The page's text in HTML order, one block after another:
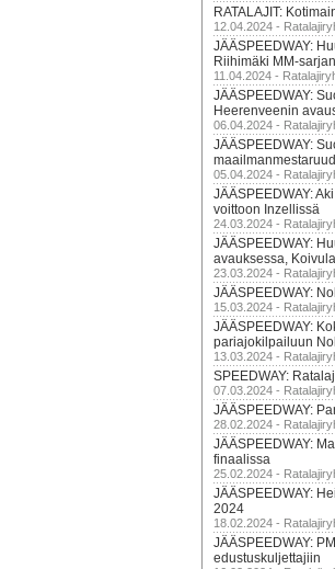
RATALAJIT:
12.04.2024 -
JÄÄSPEEDWAY:
Riihimäki MM-
11.04.2024 -
JÄÄSPEEDWAY:
Heerenveenin
06.04.2024 -
JÄÄSPEEDWAY:
05.04.2024 -
JÄÄSPEEDWAY:
voittoon Inzellissä
24.03.2024 -
JÄÄSPEEDWAY:
avauksessa,
23.03.2024 -
JÄÄSPEEDWAY:
15.03.2024 -
JÄÄSPEEDWAY:
pariajokilpailuun
13.03.2024 -
SPEEDWAY:
07.03.2024 -
JÄÄSPEEDWAY:
28.02.2024 -
JÄÄSPEEDWAY:
finaalissa
25.02.2024 -
JÄÄSPEEDWAY:
2024
18.02.2024 -
JÄÄSPEEDWAY:
edustuskuljettajiin